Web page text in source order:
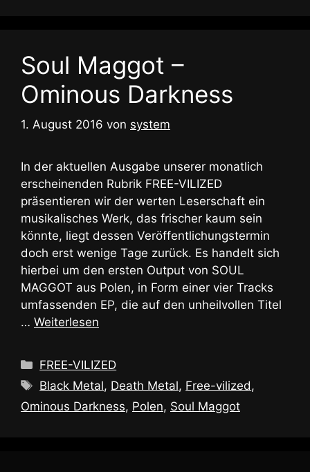
Soul Maggot –
Ominous Darkness
1. August 2016 von system
In der aktuellen Ausgabe unserer monatlich
erscheinenden Rubrik FREE-VILIZED
präsentieren wir der werten Leserschaft ein
musikalisches Werk, das frischer kaum sein
könnte, liegt dessen Veröffentlichungstermin
doch erst wenige Tage zurück. Es handelt sich
hierbei um den ersten Output von SOUL
MAGGOT aus Polen, in Form einer vier Tracks
umfassenden EP, die auf den unheilvollen Titel
… Weiterlesen
Kategorien
FREE-VILIZED
Schlagwörter
Black Metal, Death Metal, Free-vilized,
Ominous Darkness, Polen, Soul Maggot